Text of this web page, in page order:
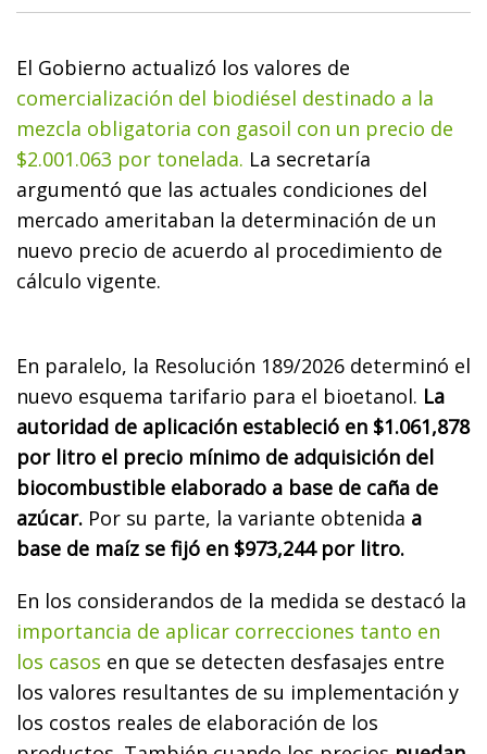
El Gobierno actualizó los valores de
comercialización del biodiésel destinado a la
mezcla obligatoria con gasoil con un precio de
$2.001.063 por tonelada. La secretaría
argumentó que las actuales condiciones del
mercado ameritaban la determinación de un
nuevo precio de acuerdo al procedimiento de
cálculo vigente.
En paralelo, la Resolución 189/2026 determinó el
nuevo esquema tarifario para el bioetanol. La
autoridad de aplicación estableció en $1.061,878
por litro el precio mínimo de adquisición del
biocombustible elaborado a base de caña de
azúcar. Por su parte, la variante obtenida a
base de maíz se fijó en $973,244 por litro.
En los considerandos de la medida se destacó la
importancia de aplicar correcciones tanto en
los casos en que se detecten desfasajes entre
los valores resultantes de su implementación y
los costos reales de elaboración de los